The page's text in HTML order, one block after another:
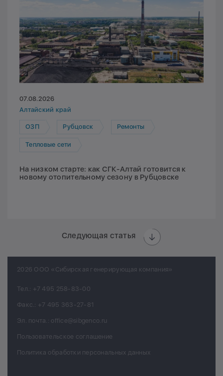
07.08.2026
Алтайский край
ОЗП Рубцовск Ремонты
Тепловые сети
На низком старте: как СГК-Алтай готовится к
новому отопительному сезону в Рубцовске
Следующая статья
2026 ООО «Сибирская генерирующая компания»
Тел.: +7 495 258-83-00
Факс.: +7 495 363-27-81
Эл. почта.: office@sibgenco.ru
Пользовательское соглашение
Политика обработки персональных данных